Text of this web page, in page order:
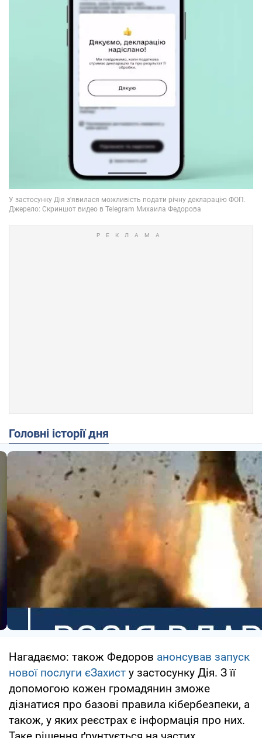
Головні історії дня
Нагадаємо: також Федоров анонсував запуск
нової послуги єЗахист у застосунку Дія. З її
допомогою кожен громадянин зможе
дізнатися про базові правила кібербезпеки, а
також, у яких реєстрах є інформація про них.